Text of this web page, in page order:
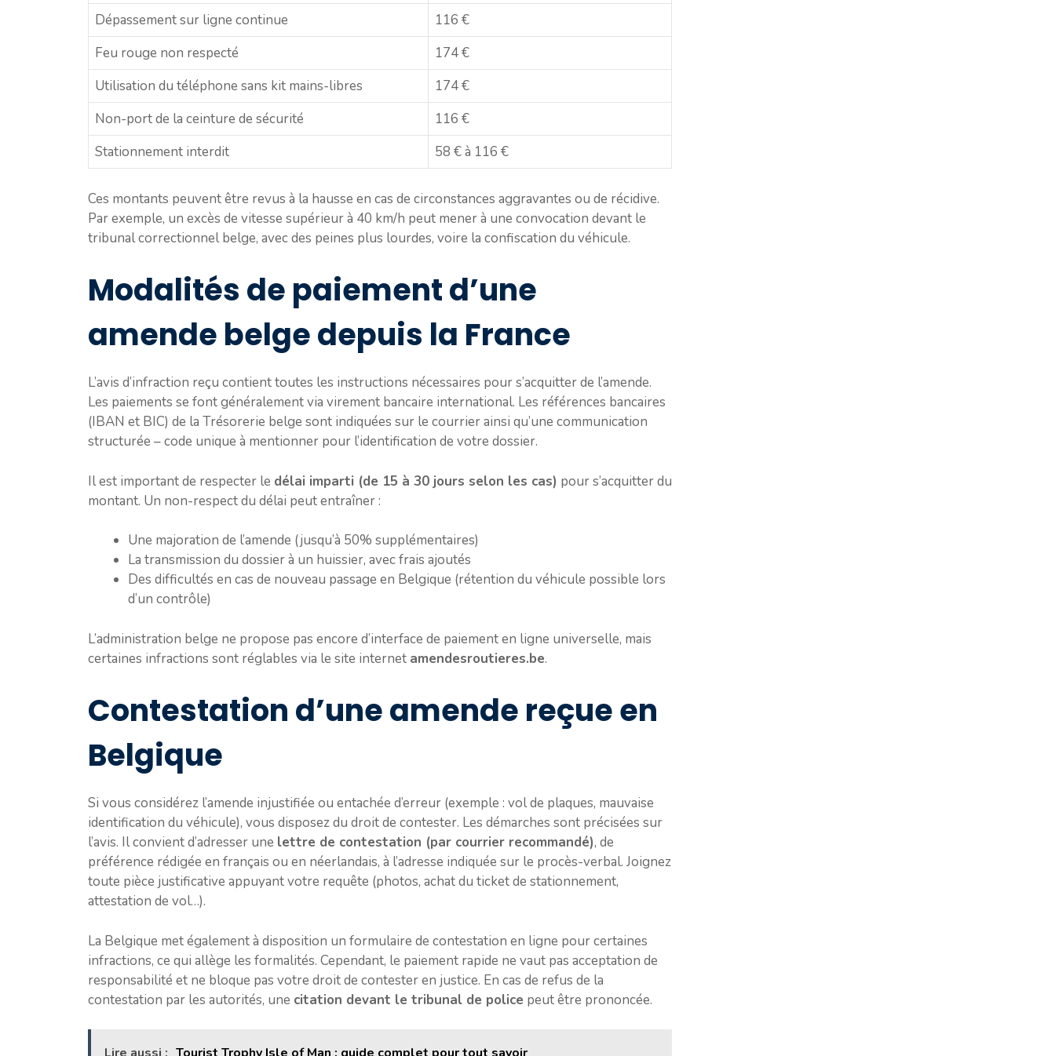
Dépassement sur ligne continue
116 €
Feu rouge non respecté
174 €
Utilisation du téléphone sans kit mains-libres
174 €
Non-port de la ceinture de sécurité
116 €
Stationnement interdit
58 € à 116 €
Ces montants peuvent être revus à la hausse en cas de circonstances aggravantes ou de récidive.
Par exemple, un excès de vitesse supérieur à 40 km/h peut mener à une convocation devant le
tribunal correctionnel belge, avec des peines plus lourdes, voire la confiscation du véhicule.
Modalités de paiement d’une
amende belge depuis la France
L’avis d’infraction reçu contient toutes les instructions nécessaires pour s’acquitter de l’amende.
Les paiements se font généralement via virement bancaire international. Les références bancaires
(IBAN et BIC) de la Trésorerie belge sont indiquées sur le courrier ainsi qu’une communication
structurée – code unique à mentionner pour l’identification de votre dossier.
Il est important de respecter le délai imparti (de 15 à 30 jours selon les cas) pour s’acquitter du
montant. Un non-respect du délai peut entraîner :
Une majoration de l’amende (jusqu’à 50% supplémentaires)
La transmission du dossier à un huissier, avec frais ajoutés
Des difficultés en cas de nouveau passage en Belgique (rétention du véhicule possible lors
d’un contrôle)
L’administration belge ne propose pas encore d’interface de paiement en ligne universelle, mais
certaines infractions sont réglables via le site internet amendesroutieres.be.
Contestation d’une amende reçue en
Belgique
Si vous considérez l’amende injustifiée ou entachée d’erreur (exemple : vol de plaques, mauvaise
identification du véhicule), vous disposez du droit de contester. Les démarches sont précisées sur
l’avis. Il convient d’adresser une lettre de contestation (par courrier recommandé), de
préférence rédigée en français ou en néerlandais, à l’adresse indiquée sur le procès-verbal. Joignez
toute pièce justificative appuyant votre requête (photos, achat du ticket de stationnement,
attestation de vol…).
La Belgique met également à disposition un formulaire de contestation en ligne pour certaines
infractions, ce qui allège les formalités. Cependant, le paiement rapide ne vaut pas acceptation de
responsabilité et ne bloque pas votre droit de contester en justice. En cas de refus de la
contestation par les autorités, une citation devant le tribunal de police peut être prononcée.